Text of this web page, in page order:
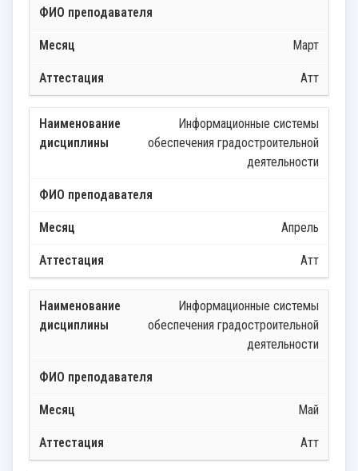
Март
Атт
Информационные системы
обеспечения градостроительной
деятельности
Апрель
Атт
Информационные системы
обеспечения градостроительной
деятельности
Май
Атт